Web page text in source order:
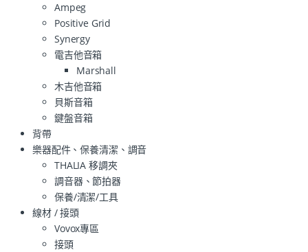
Ampeg
Positive Grid
Synergy
電吉他音箱
Marshall
木吉他音箱
貝斯音箱
鍵盤音箱
背帶
樂器配件、保養清潔、調音
THALIA 移調夾
調音器、節拍器
保養/清潔/工具
線材 / 接頭
Vovox專區
接頭